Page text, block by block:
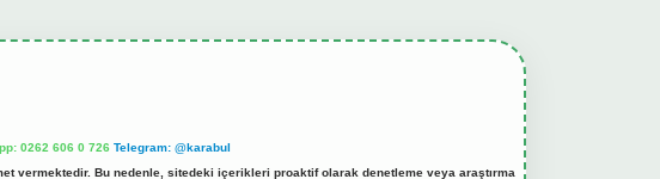
0262 606 0 726 Telegram: @karabul
vermektedir. Bu nedenle, sitedeki içerikleri proaktif olarak denetleme veya araştırma